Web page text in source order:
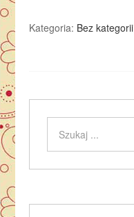
Kategoria: Bez kategorii